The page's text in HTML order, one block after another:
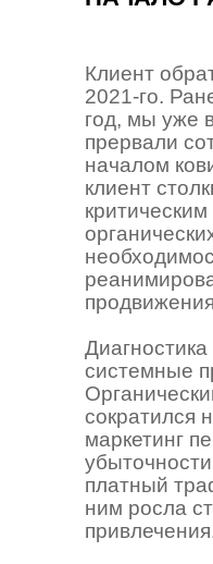
Клиент
2021-го.
год, мы уже
прервали
началом
клиент
системные
сократился
маркетинг
платный
ним росла